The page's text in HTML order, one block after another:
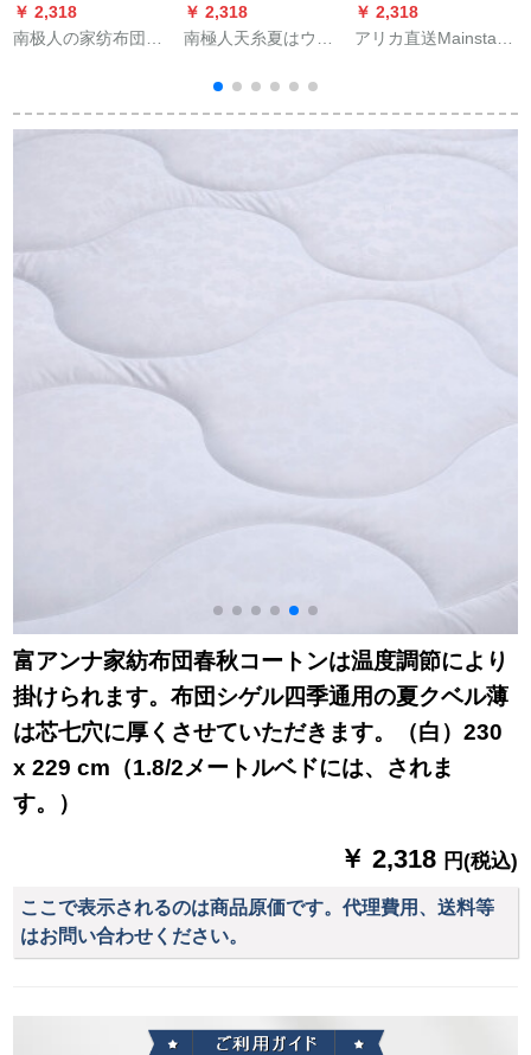
￥ 2,318
南极人の家纺布団保
シングリルによって
绵を分解して洗いま
￥ 2,318
南極人天糸夏はウォ
かけられます。布団
活性プロ夏涼はブル
￥ 2,318
アリカ直送Mainstays
超微细
富アンナ家紡布団春秋コートンは温度調節により
掛けられます。布団シゲル四季通用の夏クベル薄
は芯七穴に厚くさせていただきます。（白）230
x 229 cm（1.8/2メートルベドには、されま
す。）
￥ 2,318 円(税込)
ここで表示されるのは商品原価です。代理費用、送料等
はお問い合わせください。